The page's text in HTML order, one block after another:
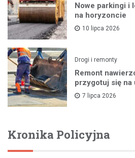
Nowe parkingi i
na horyzoncie
10 lipca 2026
Drogi i remonty
Remont
przygotuj się na
7 lipca 2026
Kronika Policyjna